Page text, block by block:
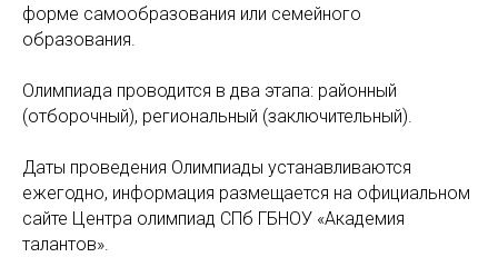
форме самообразования или семейного
образования.
Олимпиада проводится в два этапа: районный
(отборочный), региональный (заключительный).
Даты проведения Олимпиады устанавливаются
ежегодно, информация размещается на официальном
сайте Центра олимпиад СПб ГБНОУ «Академия
талантов».